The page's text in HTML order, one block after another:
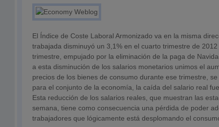
El Índice de Coste Laboral Armonizado va en la misma
trabajada disminuyó un 3,1% en el cuarto trimestre de
trimestre, empujado por la eliminación de la paga de
a esta disminución de los salarios monetarios unimos el
precios de los bienes de consumo durante ese trimestre,
para el conjunto de la economía, la caída del salario real
Esta reducción de los salarios reales, que muestran las
semana, tiene como consecuencia una pérdida de poder
trabajadores que lógicamente está desplomando el